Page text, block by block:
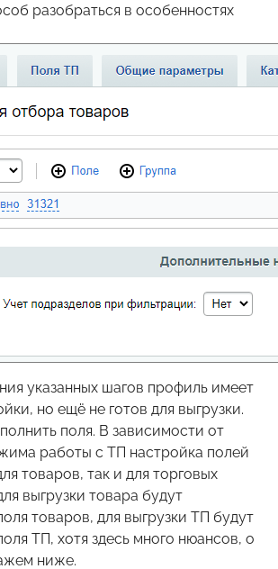
разобраться в особенностях
указанных шагов профиль имеет
но ещё не готов для выгрузки.
поля. В зависимости от
работы с ТП настройка полей
товаров, так и для торговых
выгрузки товара будут
товаров, для выгрузки ТП будут
ТП, хотя здесь много нюансов, о
ниже.